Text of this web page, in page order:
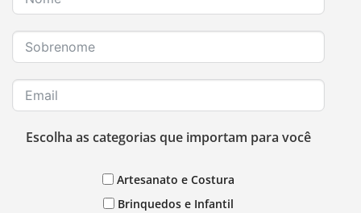
Escolha as categorias que importam para você
Artesanato e Costura
Brinquedos e Infantil